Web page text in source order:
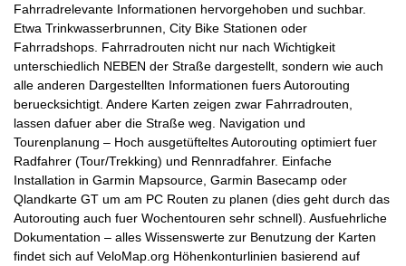
Fahrradrelevante Informationen hervorgehoben und suchbar.
Etwa Trinkwasserbrunnen, City Bike Stationen oder
Fahrradshops. Fahrradrouten nicht nur nach Wichtigkeit
unterschiedlich NEBEN der Straße dargestellt, sondern wie auch
alle anderen Dargestellten Informationen fuers Autorouting
beruecksichtigt. Andere Karten zeigen zwar Fahrradrouten,
lassen dafuer aber die Straße weg. Navigation und
Tourenplanung – Hoch ausgetüfteltes Autorouting optimiert fuer
Radfahrer (Tour/Trekking) und Rennradfahrer. Einfache
Installation in Garmin Mapsource, Garmin Basecamp oder
Qlandkarte GT um am PC Routen zu planen (dies geht durch das
Autorouting auch fuer Wochentouren sehr schnell). Ausfuehrliche
Dokumentation – alles Wissenswerte zur Benutzung der Karten
findet sich auf VeloMap.org Höhenkonturlinien basierend auf